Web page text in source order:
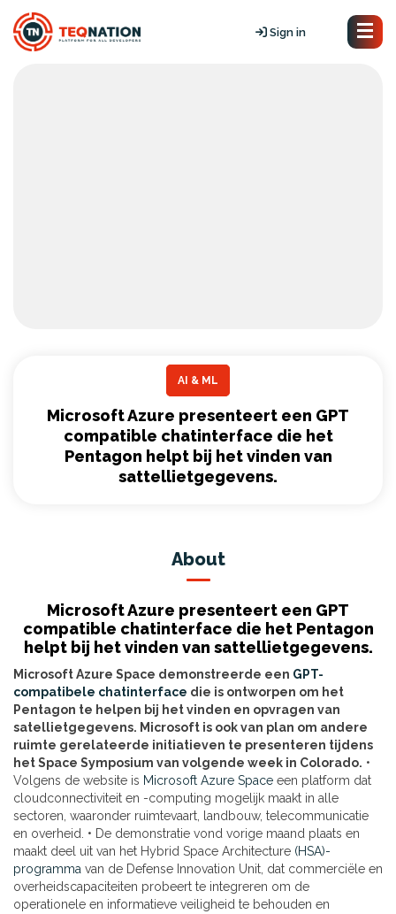
Sign in
AI & ML
Microsoft Azure presenteert een GPT
compatible chatinterface die het
Pentagon helpt bij het vinden van
sattellietgegevens.
About
Microsoft Azure presenteert een GPT
compatible chatinterface die het Pentagon
helpt bij het vinden van sattellietgegevens.
Microsoft Azure Space demonstreerde een GPT-
compatibele chatinterface die is ontworpen om het
Pentagon te helpen bij het vinden en opvragen van
satellietgegevens. Microsoft is ook van plan om andere
ruimte gerelateerde initiatieven te presenteren tijdens
het Space Symposium van volgende week in Colorado. •
Volgens de website is Microsoft Azure Space een platform dat
cloudconnectiviteit en -computing mogelijk maakt in alle
sectoren, waaronder ruimtevaart, landbouw, telecommunicatie
en overheid. • De demonstratie vond vorige maand plaats en
maakt deel uit van het Hybrid Space Architecture (HSA)-
programma van de Defense Innovation Unit, dat commerciële en
overheidscapaciteiten probeert te integreren om de
operationele en informatieve veiligheid te behouden en